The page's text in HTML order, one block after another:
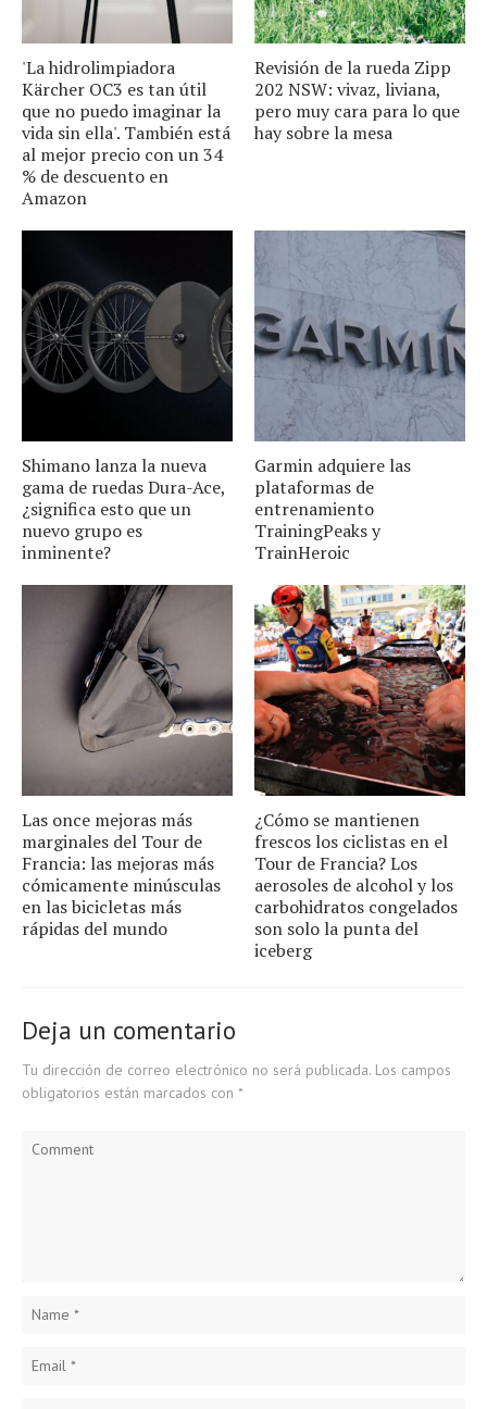
'La hidrolimpiadora
Kärcher OC3 es tan útil
que no puedo imaginar la
vida sin ella'. También está
al mejor precio con un 34
% de descuento en
Amazon
Revisión de la rueda Zipp
202 NSW: vivaz, liviana,
pero muy cara para lo que
hay sobre la mesa
Shimano lanza la nueva
gama de ruedas Dura-Ace,
¿significa esto que un
nuevo grupo es
inminente?
Garmin adquiere las
plataformas de
entrenamiento
TrainingPeaks y
TrainHeroic
Las once mejoras más
marginales del Tour de
Francia: las mejoras más
cómicamente minúsculas
en las bicicletas más
rápidas del mundo
¿Cómo se mantienen
frescos los ciclistas en el
Tour de Francia? Los
aerosoles de alcohol y los
carbohidratos congelados
son solo la punta del
iceberg
Deja un comentario
Tu dirección de correo electrónico no será publicada. Los campos
obligatorios están marcados con *